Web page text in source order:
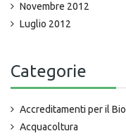
Novembre 2012
Luglio 2012
Categorie
Accreditamenti per il Bio
Acquacoltura